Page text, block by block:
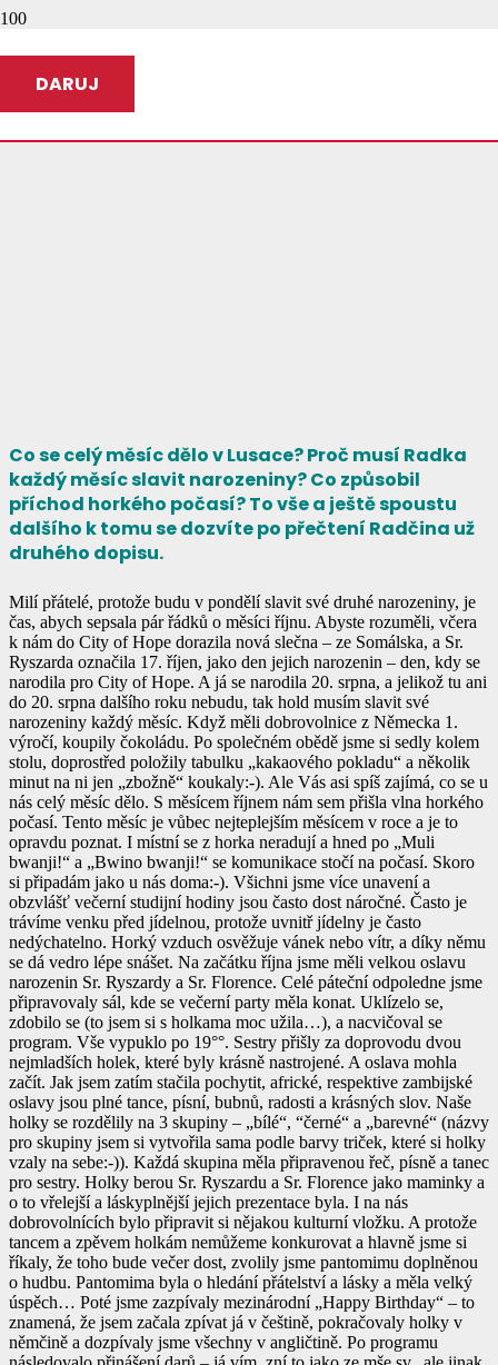
DARUJ
Co se celý měsíc dělo v Lusace? Proč musí Radka
každý měsíc slavit narozeniny? Co způsobil
příchod horkého počasí? To vše a ještě spoustu
dalšího k tomu se dozvíte po přečtení Radčina už
druhého dopisu.
Milí přátelé, protože budu v pondělí slavit své druhé narozeniny, je
čas, abych sepsala pár řádků o měsíci říjnu. Abyste rozuměli, včera
k nám do City of Hope dorazila nová slečna – ze Somálska, a Sr.
Ryszarda označila 17. říjen, jako den jejich narozenin – den, kdy se
narodila pro City of Hope. A já se narodila 20. srpna, a jelikož tu ani
do 20. srpna dalšího roku nebudu, tak hold musím slavit své
narozeniny každý měsíc. Když měli dobrovolnice z Německa 1.
výročí, koupily čokoládu. Po společném obědě jsme si sedly kolem
stolu, doprostřed položily tabulku „kakaového pokladu“ a několik
minut na ni jen „zbožně“ koukaly:-). Ale Vás asi spíš zajímá, co se u
nás celý měsíc dělo. S měsícem říjnem nám sem přišla vlna horkého
počasí. Tento měsíc je vůbec nejteplejším měsícem v roce a je to
opravdu poznat. I místní se z horka neradují a hned po „Muli
bwanji!“ a „Bwino bwanji!“ se komunikace stočí na počasí. Skoro
si připadám jako u nás doma:-). Všichni jsme více unavení a
obzvlášť večerní studijní hodiny jsou často dost náročné. Často je
trávíme venku před jídelnou, protože uvnitř jídelny je často
nedýchatelno. Horký vzduch osvěžuje vánek nebo vítr, a díky němu
se dá vedro lépe snášet. Na začátku října jsme měli velkou oslavu
narozenin Sr. Ryszardy a Sr. Florence. Celé páteční odpoledne jsme
připravovaly sál, kde se večerní party měla konat. Uklízelo se,
zdobilo se (to jsem si s holkama moc užila…), a nacvičoval se
program. Vše vypuklo po 19°°. Sestry přišly za doprovodu dvou
nejmladších holek, které byly krásně nastrojené. A oslava mohla
začít. Jak jsem zatím stačila pochytit, africké, respektive zambijské
oslavy jsou plné tance, písní, bubnů, radosti a krásných slov. Naše
holky se rozdělily na 3 skupiny – „bílé“, “černé“ a „barevné“ (názvy
pro skupiny jsem si vytvořila sama podle barvy triček, které si holky
vzaly na sebe:-)). Každá skupina měla připravenou řeč, písně a tanec
pro sestry. Holky berou Sr. Ryszardu a Sr. Florence jako maminky a
o to vřelejší a láskyplnější jejich prezentace byla. I na nás
dobrovolnících bylo připravit si nějakou kulturní vložku. A protože
tancem a zpěvem holkám nemůžeme konkurovat a hlavně jsme si
říkaly, že toho bude večer dost, zvolily jsme pantomimu doplněnou
o hudbu. Pantomima byla o hledání přátelství a lásky a měla velký
úspěch… Poté jsme zazpívaly mezinárodní „Happy Birthday“ – to
znamená, že jsem začala zpívat já v češtině, pokračovaly holky v
němčině a dozpívaly jsme všechny v angličtině. Po programu